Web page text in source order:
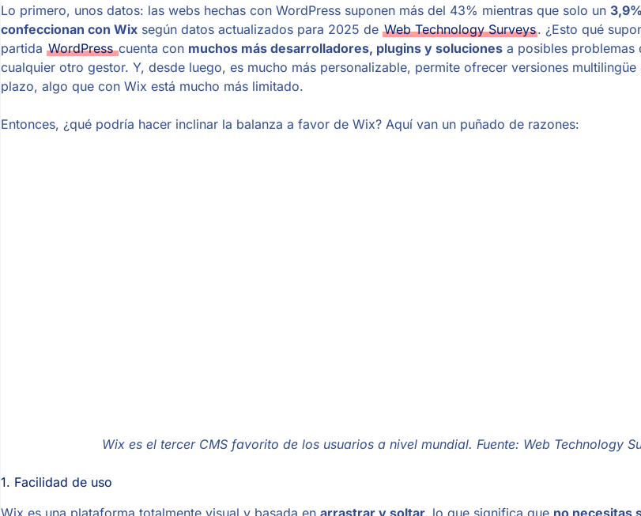
Lo primero, unos datos: las webs hechas con WordPress suponen más del 43% mientras que solo un
confeccionan con Wix según datos actualizados para 2025 de Web Technology Surveys. ¿Esto qué
partida WordPresscuenta con muchos más desarrolladores, plugins y soluciones a posibles problemas
cualquier otro gestor. Y, desde luego, es mucho más personalizable, permite ofrecer versiones
plazo, algo que con Wix está mucho más limitado.
Entonces, ¿qué podría hacer inclinar la balanza a favor de Wix? Aquí van un puñado de razones:
Wix es el tercer CMS favorito de los usuarios a nivel mundial. Fuente: Web Technology
1. Facilidad de uso
Wix es una plataforma totalmente visual y basada en arrastrar y soltar, lo que significa que no necesitas